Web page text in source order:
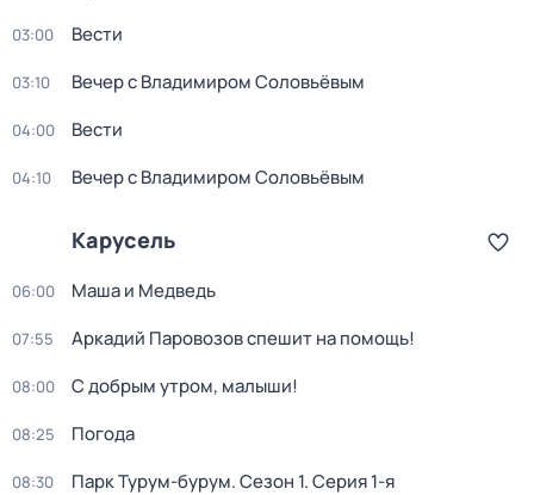
03:00 Вести
03:10 Вечер с Владимиром Соловьёвым
04:00 Вести
04:10 Вечер с Владимиром Соловьёвым
Карусель
06:00 Маша и Медведь
07:55 Аркадий Паровозов спешит на помощь!
08:00 С добрым утром, малыши!
08:25 Погода
08:30 Парк Турум-бурум. Сезон 1. Серия 1-я